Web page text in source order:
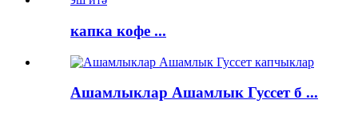
капка кофе ...
Ашамлыклар Ашамлык Гуссет б ...